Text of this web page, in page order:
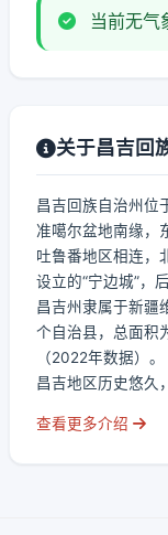
当前无气
关于昌吉回
昌吉回族自治州位
准噶尔盆地南缘，
吐鲁番地区相连，
设立的“宁边城”，
昌吉州隶属于新疆
个自治县，总面积
（2022年数据）。
昌吉地区历史悠久
查看更多介绍